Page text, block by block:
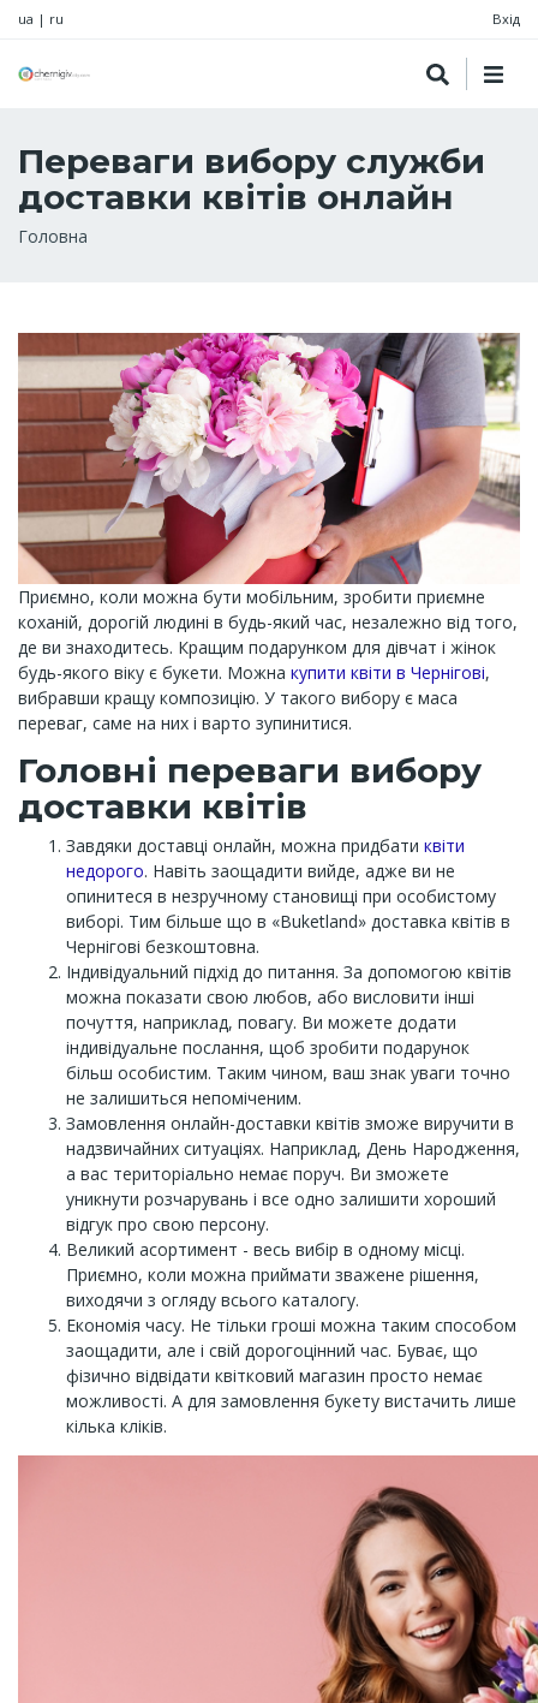
ua | ru Вхід
Переваги вибору служби
доставки квітів онлайн
Рядок
Головна
Приємно, коли можна бути мобільним, зробити приємне
коханій, дорогій людині в будь-який час, незалежно від того,
де ви знаходитесь. Кращим подарунком для дівчат і жінок
будь-якого віку є букети. Можна купити квіти в Чернігові,
вибравши кращу композицію. У такого вибору є маса
переваг, саме на них і варто зупинитися.
Головні переваги вибору
доставки квітів
Завдяки доставці онлайн, можна придбати квіти
недорого. Навіть заощадити вийде, адже ви не
опинитеся в незручному становищі при особистому
виборі. Тим більше що в «Buketland» доставка квітів в
Чернігові безкоштовна.
Індивідуальний підхід до питання. За допомогою квітів
можна показати свою любов, або висловити інші
почуття, наприклад, повагу. Ви можете додати
індивідуальне послання, щоб зробити подарунок
більш особистим. Таким чином, ваш знак уваги точно
не залишиться непоміченим.
Замовлення онлайн-доставки квітів зможе виручити в
надзвичайних ситуаціях. Наприклад, День Народження,
а вас територіально немає поруч. Ви зможете
уникнути розчарувань і все одно залишити хороший
відгук про свою персону.
Великий асортимент - весь вибір в одному місці.
Приємно, коли можна приймати зважене рішення,
виходячи з огляду всього каталогу.
Економія часу. Не тільки гроші можна таким способом
заощадити, але і свій дорогоцінний час. Буває, що
фізично відвідати квітковий магазин просто немає
можливості. А для замовлення букету вистачить лише
кілька кліків.